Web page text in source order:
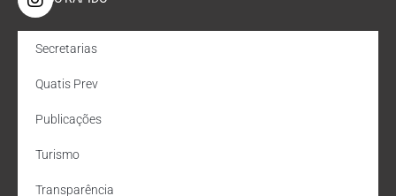
Secretarias
Quatis Prev
Publicações
Turismo
Transparência